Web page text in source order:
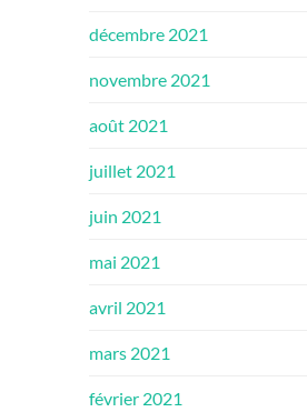
décembre 2021
novembre 2021
août 2021
juillet 2021
juin 2021
mai 2021
avril 2021
mars 2021
février 2021